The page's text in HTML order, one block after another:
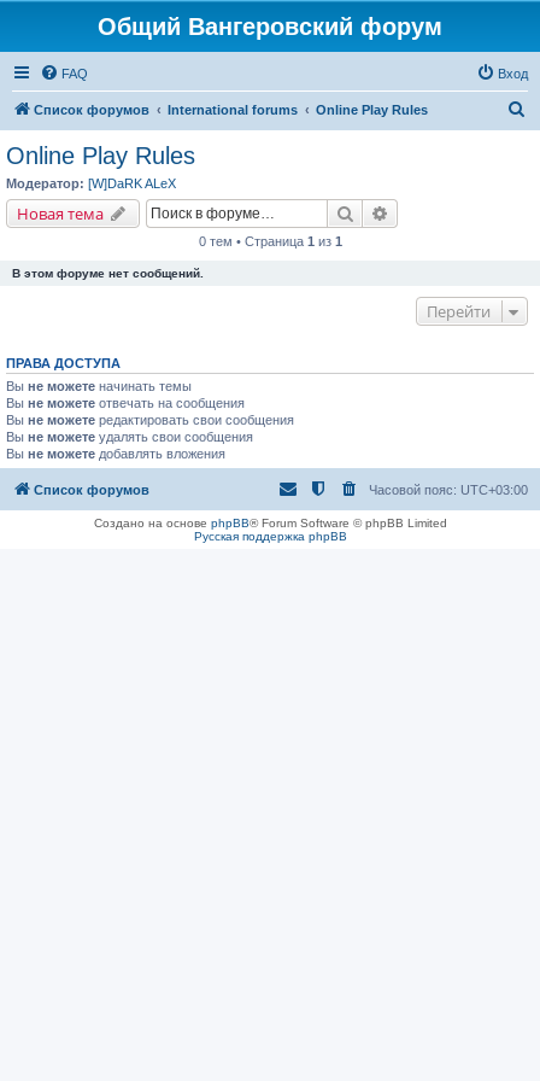
Общий Вангеровский форум
FAQ Вход
Список форумов International forums Online Play Rules
Online Play Rules
Модератор: [W]DaRK ALeX
Новая тема Поиск
0 тем • Страница 1 из 1
В этом форуме нет сообщений.
Перейти
ПРАВА ДОСТУПА
Вы не можете начинать темы
Вы не можете отвечать на сообщения
Вы не можете редактировать свои сообщения
Вы не можете удалять свои сообщения
Вы не можете добавлять вложения
Список форумов Часовой пояс: UTC+03:00
Создано на основе phpBB® Forum Software © phpBB Limited
Русская поддержка phpBB